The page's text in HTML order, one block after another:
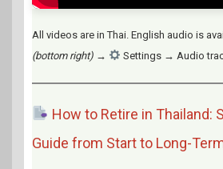
All videos are in Thai. English audio is
(bottom right) → Settings → Audio
How to Retire in Thailand:
Guide from Start to Long-